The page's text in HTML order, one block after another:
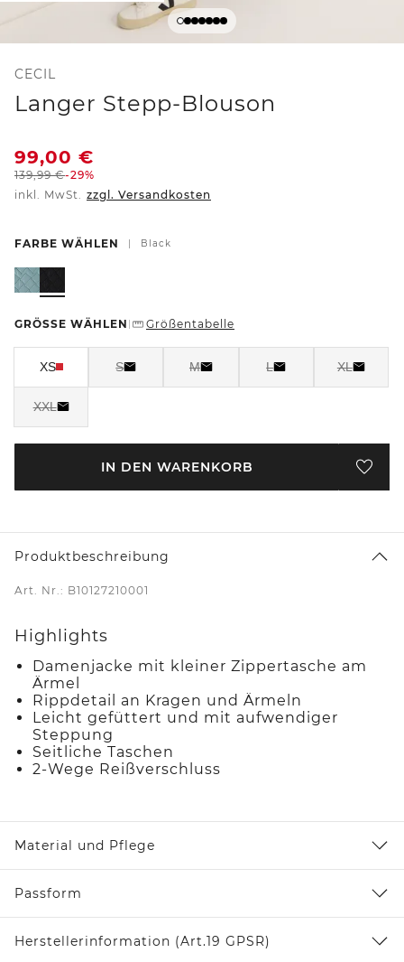
CECIL
Langer Stepp-Blouson
99,00 €
139,99€-29%
inkl. MwSt. zzgl. Versandkosten
FARBE WÄHLEN Black
GRÖSSE WÄHLEN Größentabelle
XS S M L XL
XXL
IN DEN WARENKORB
Produktbeschreibung
Art. Nr.: B10127210001
Highlights
Damenjacke mit kleiner Zippertasche am
Ärmel
Rippdetail an Kragen und Ärmeln
Leicht gefüttert und mit aufwendiger
Steppung
Seitliche Taschen
2-Wege Reißverschluss
Material und Pflege
Passform
Herstellerinformation (Art.19 GPSR)